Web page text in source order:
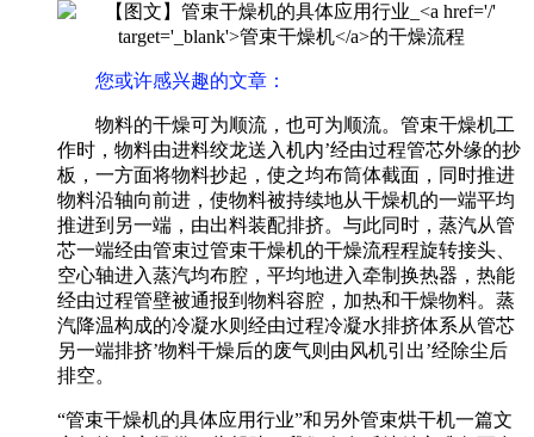
您或许感兴趣的文章：
物料的干燥可为顺流，也可为顺流。管束干燥机工
作时，物料由进料绞龙送入机内’经由过程管芯外缘的抄
板，一方面将物料抄起，使之均布筒体截面，同时推进
物料沿轴向前进，使物料被持续地从干燥机的一端平均
推进到另一端，由出料装配排挤。与此同时，蒸汽从管
芯一端经由管束过管束干燥机的干燥流程程旋转接头、
空心轴进入蒸汽均布腔，平均地进入牵制换热器，热能
经由过程管壁被通报到物料容腔，加热和干燥物料。蒸
汽降温构成的冷凝水则经由过程冷凝水排挤体系从管芯
另一端排挤’物料干燥后的废气则由风机引出’经除尘后
排空。
“管束干燥机的具体应用行业”和另外管束烘干机一篇文